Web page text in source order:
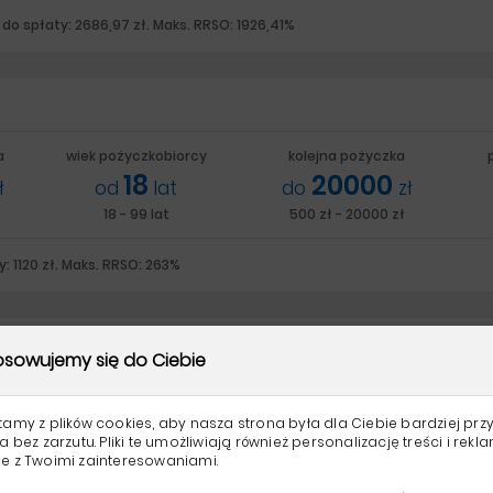
się do Ciebie
z plików cookies, aby nasza strona była dla Ciebie bardziej
bez zarzutu. Pliki te umożliwiają również personalizację treści i
z Twoimi zainteresowaniami.
spłaty: 2686,97 zł. Maks. RRSO: 1926,41%
wiek pożyczkobiorcy
od 18 lat
18 - 99 lat
kolejna pożyczka
do 20000 zł
500 zł - 20000 zł
zł. Maks. RRSO: 263%
wiek pożyczkobiorcy
od18lat
18 - 99 lat
kolejna pożyczka
do60000zł
1000 zł - 60000 zł